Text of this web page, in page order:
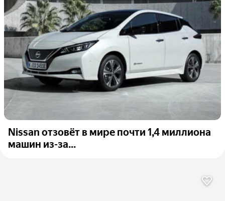
Nissan отзовёт в мире почти 1,4 миллиона
машин из-за...